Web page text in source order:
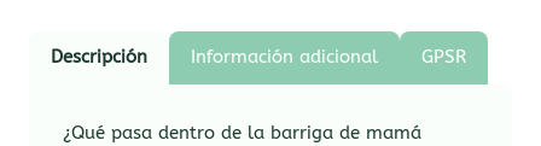
Descripción Información adicional GPSR
¿Qué pasa dentro de la barriga de mamá